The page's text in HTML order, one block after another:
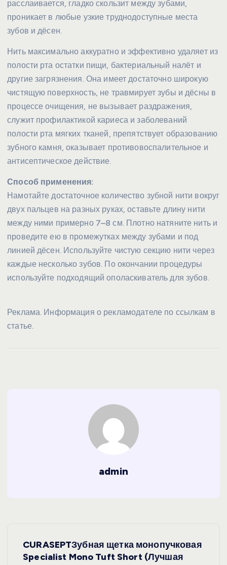
расслаивается, гладко скользит между зубами,
проникает в любые узкие труднодоступные места
зубов и дёсен.
Нить максимально аккуратно и эффективно удаляет из
полости рта остатки пищи, бактериальный налёт и
другие загрязнения. Она имеет достаточно широкую
чистящую поверхность, не травмирует зубы и дёсны в
процессе очищения, не вызывает раздражения,
служит профилактикой кариеса и заболеваний
полости рта мягких тканей, препятствует образованию
зубного камня, оказывает противовоспалительное и
антисептическое действие.
Способ применения:
Намотайте достаточное количество зубной нити вокруг
двух пальцев на разных руках, оставьте длину нити
между ними примерно 7–8 см. Плотно натяните нить и
проведите ею в промежутках между зубами и под
линией дёсен. Используйте чистую секцию нити через
каждые несколько зубов. По окончании процедуры
используйте подходящий ополаскиватель для зубов.
Реклама. Информация о рекламодателе по ссылкам в
статье.
admin
CURASEPTЗубная щетка монопучковая
Specialist Mono Tuft Short (Лучшая